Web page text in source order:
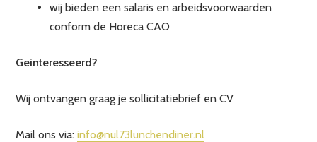
wij bieden een salaris en arbeidsvoorwaarden
conform de Horeca CAO
Geinteresseerd?
Wij ontvangen graag je sollicitatiebrief en CV
Mail ons via: info@nul73lunchendiner.nl